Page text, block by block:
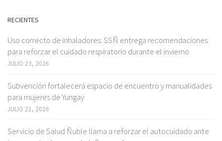
RECIENTES
Uso correcto de inhaladores: SSÑ entrega recomendaciones
para reforzar el cuidado respiratorio durante el invierno
JULIO 23, 2026
Subvención fortalecerá espacio de encuentro y manualidades
para mujeres de Yungay
JULIO 21, 2026
Servicio de Salud Ñuble llama a reforzar el autocuidado ante